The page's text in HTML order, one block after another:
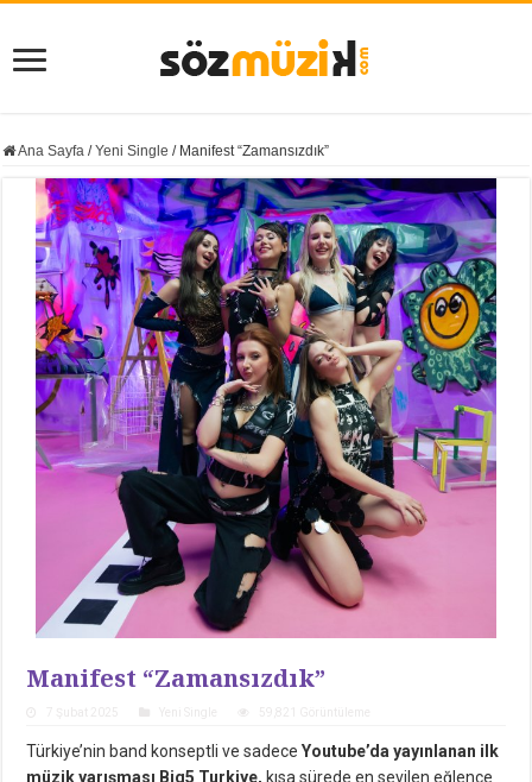
Ana Sayfa / Yeni Single / Manifest “Zamansızdık”
Manifest “Zamansızdık”
Türkiye’nin band konseptli ve sadeceYoutube’da yayınlanan ilk
müzik yarışması Big5 Turkiye, kısa sürede en sevilen eğlence